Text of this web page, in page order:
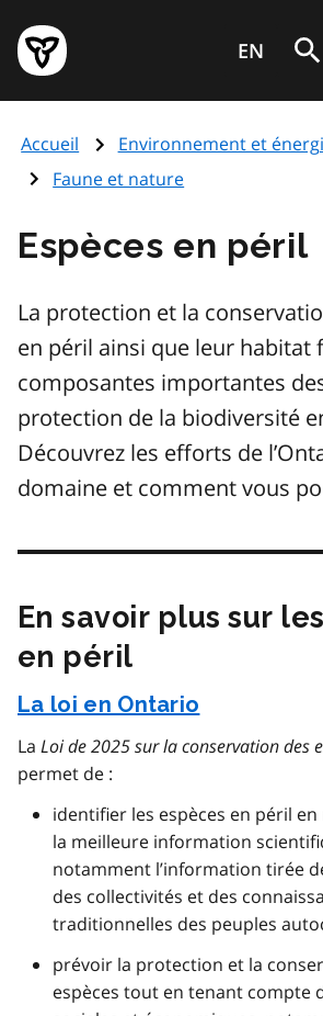
au
contenu
principal
Page
d'accueil
de
l'Ontario
EN
Accueil
Environnement et
Faune et nature
Espèces en péril
La protection et la
en péril ainsi que leur habitat
composantes importantes
protection de la biodiversité
Découvrez les efforts de
domaine et comment vous
En savoir plus sur
en péril
La loi en Ontario
La Loi de 2025 sur la conservation des
permet de :
identifier les espèces en péril
la meilleure information
notamment l’information tirée
des collectivités et des
traditionnelles des peuples
prévoir la protection et la
espèces tout en tenant compte